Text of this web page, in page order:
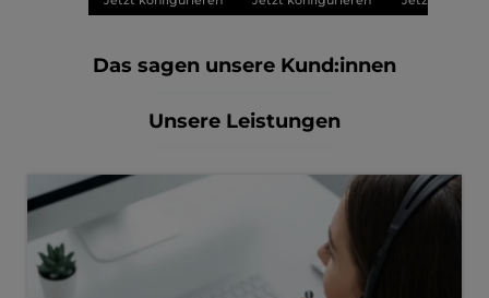
Das sagen unsere Kund:innen
Unsere Leistungen